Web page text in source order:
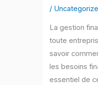
/
La gestion
toute
savoir
les besoins
essentiel de